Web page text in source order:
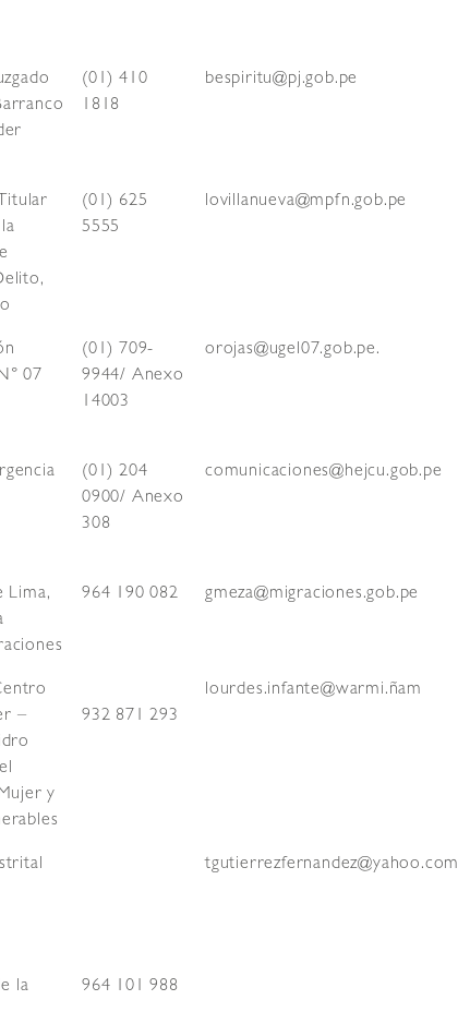
(01) 410
1818
bespiritu@pj.gob.pe
(01) 625
5555
lovillanueva@mpfn.gob.pe
07
(01) 709-
9944/ Anexo
14003
orojas@ugel07.gob.pe.
(01) 204
0900/ Anexo
308
comunicaciones@hejcu.gob.pe
Lima,
964 190 082 gmeza@migraciones.gob.pe
–
y
932 871 293
lourdes.infante@warmi.ñam
tgutierrezfernandez@yahoo.com
la
964 101 988